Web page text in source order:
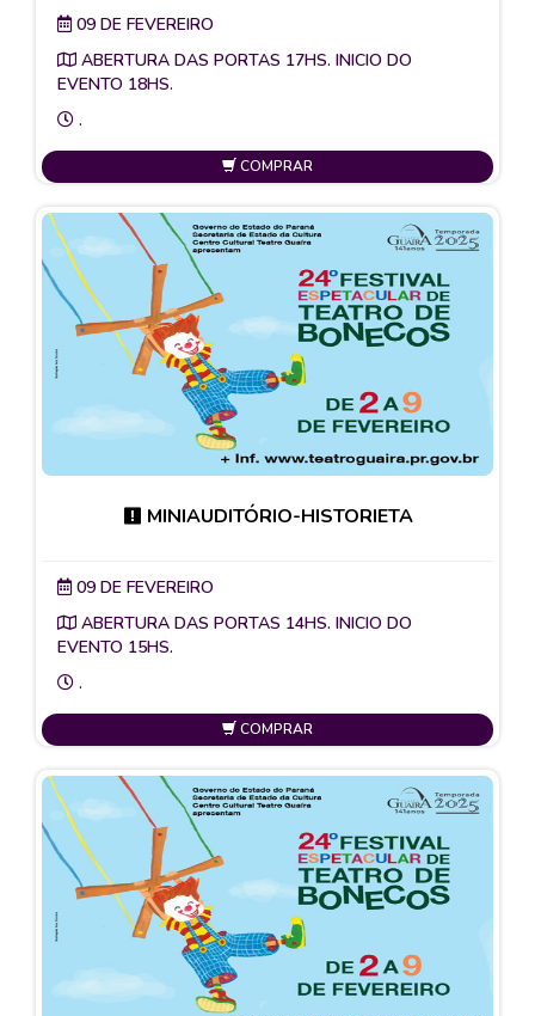
09 DE FEVEREIRO
ABERTURA DAS PORTAS 17HS. INICIO DO
EVENTO 18HS.
.
COMPRAR
MINIAUDITÓRIO-HISTORIETA
09 DE FEVEREIRO
ABERTURA DAS PORTAS 14HS. INICIO DO
EVENTO 15HS.
.
COMPRAR